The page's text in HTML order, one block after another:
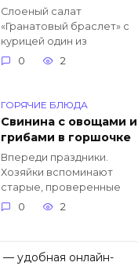
Слоеный салат
«Гранатовый браслет» с
курицей один из
0
2
ГОРЯЧИЕ БЛЮДА
Свинина с овощами и
грибами в горшочке
Впереди праздники.
Хозяйки вспоминают
старые, проверенные
0
2
— удобная онлайн-